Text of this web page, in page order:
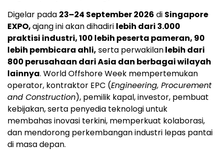
Digelar pada 23–24 September 2026 di Singapore
EXPO,ajang ini akan dihadiri lebih dari 3.000
praktisi industri, 100 lebih peserta pameran, 90
lebih pembicara ahli, serta perwakilanlebih dari
800 perusahaan dari Asia dan berbagai wilayah
lainnya. World Offshore Week mempertemukan
operator, kontraktor EPC (Engineering, Procurement
and Construction), pemilik kapal, investor, pembuat
kebijakan, serta penyedia teknologi untuk
membahas inovasi terkini, memperkuat kolaborasi,
dan mendorong perkembangan industri lepas pantai
di masa depan.